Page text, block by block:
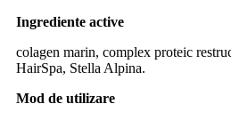
Ingrediente active
colagen marin, complex proteic
HairSpa, Stella Alpina.
Mod de utilizare